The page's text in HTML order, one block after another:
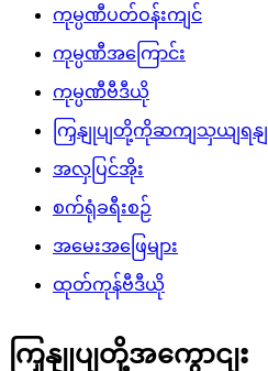
ကုမ္ပဏီပတ်ဝန်းကျင်
ကုမ္ပဏီအကြောင်း
ကုမ္ပဏီဗီဒီယို
ကြှနျုပျတို့ကိုဆကျသှယျရနျ
အလှပြင်အိုး
စက်ရုံခရီးစဉ်
အမေးအဖြေများ
ထုတ်ကုန်ဗီဒီယို
ကြှနျုပျတို့အကွောငျး